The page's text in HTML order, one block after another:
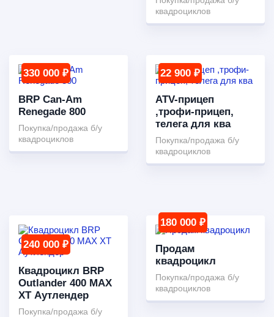
квадроциклов
330 000 ₽
BRP Can-Am
Renegade 800
Покупка/продажа б/у
квадроциклов
22 900 ₽
ATV-прицеп
,трофи-прицеп,
телега для ква
Покупка/продажа б/у
квадроциклов
240 000 ₽
Квадроцикл BRP
Outlander 400 MAX
XT Аутлендер
Покупка/продажа б/у
180 000 ₽
Продам
квадроцикл
Покупка/продажа б/у
квадроциклов